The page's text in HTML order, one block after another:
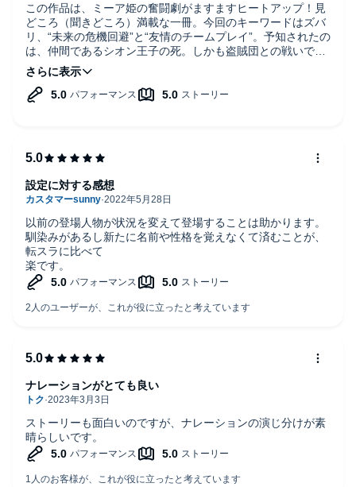
この作品は、ミーア姫の奮闘劇がますますヒートアップ！見
どころ（聞きどころ）満載な一冊。今回のキーワードはズバ
リ、“未来の危機回避”と“友情のチームプレイ”。予知されたの
は、仲間であるシオン王子の死。しかも盗賊団との戦いで命
を落とすという未来──もう、聞いただけで不穏すぎます！
でも、そこは我らがミーア姫。今回もポンコツでありながら
のあいまに垣間見える人間関係の機微や、グルメエピソード
のゆるさが絶妙なバランスで物語を彩ります。
さらに今回は、親友エメラルダの縁談が物語を大きく揺さぶ
る鍵に。彼女の婚約相手がなんとミーアの弟、第二王子であ
ると判明したことで、またしても運命の歯車がゴリゴリと音
を立てて回り始めます。この急転直下の展開、まさに“逆転ス
トーリー”の真骨頂！
ナレーションを担当する斎藤楓子さんの演技も、物語にぴっ
たり。おてんばだけど愛すべきミーア姫の声にぴったりで、
聴いているこちらも思わずニヤニヤ。ドタバタの中に垣間見
んで最後には、お楽しみの書き下ろし小話「ミーア日記～テ
ィアムーングルメ紀行～」も収録！ 本編の緊張感を和らげ
る、癒しのおまけタイムとして最高でした。
笑いあり、胸アツ展開あり、グルメあり（？）の『ティアム
ーン帝国物語8』。この巻まで聞いてきて、すっかりミーア
姫の下僕になっちまったあなたはもちろん、初めて聴く方も
前巻までのおさらいを軽く済ませればしっかり楽しめる内容
になっています。ポンコツ姫の“未来逆転”の旅路、今回も大
以前の登場人物が状況を変えて登場することは助かります。
馴染みがあるし新たに名前や性格を覚えなくて済むことが、
転スラに比べて
楽です。
設定に対する感想
ストーリーも面白いのですが、ナレーションの演じ分けが素
晴らしいです。
ナレーションがとても良い